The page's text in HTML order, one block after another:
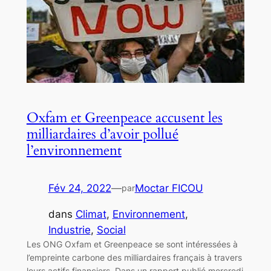
Oxfam et Greenpeace accusent les
milliardaires d’avoir pollué
l’environnement
Fév 24, 2022—parMoctar FICOU
dans Climat, Environnement
Industrie, Social
Les ONG Oxfam et Greenpeace se sont intéressées à
l’empreinte carbone des milliardaires français à travers